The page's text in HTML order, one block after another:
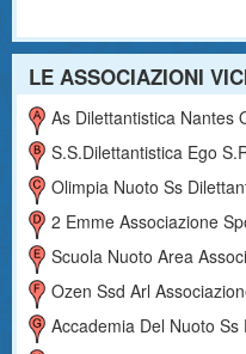
LE ASSOCIAZIONI
As Dilettantistica Nantes
S.s.dilettantistica Ego
Olimpia Nuoto Ss
2 Emme Associazione
Scuola Nuoto Area
Ozen Ssd Arl
Accademia Del Nuoto